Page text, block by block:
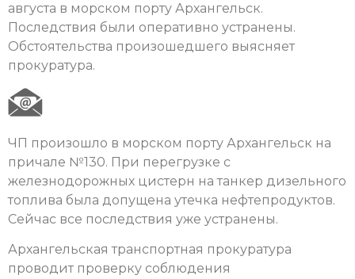
августа в морском порту Архангельск.
Последствия были оперативно устранены.
Обстоятельства произошедшего выясняет
прокуратура.
ЧП произошло в морском порту Архангельск на
причале №130. При перегрузке с
железнодорожных цистерн на танкер дизельного
топлива была допущена утечка нефтепродуктов.
Сейчас все последствия уже устранены.
Архангельская транспортная прокуратура
проводит проверку соблюдения